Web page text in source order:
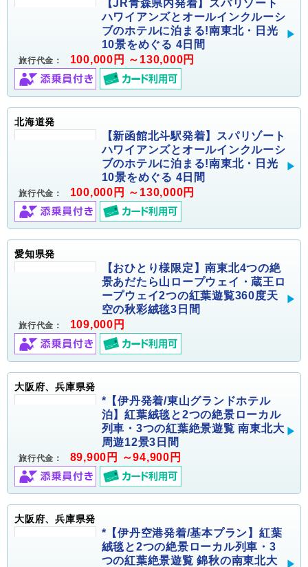
【JR青森県内発着】スパリゾート
ハワイアンズとオールインクルーシ
ブのホテルに泊まる!南東北・日光
10景をめぐる 4日間
旅行代金： 100,000円 ～130,000円
北海道発
【新函館北斗駅発着】スパリゾート
ハワイアンズとオールインクルーシ
ブのホテルに泊まる!南東北・日光
10景をめぐる 4日間
旅行代金： 100,000円 ～130,000円
愛知県発
【おひとり様限定】南東北4つの絶
景あだたら山ロープウェイ・蔵王ロ
ープウェイ2つの紅葉遊覧360度天
空の秋彩絨毯3日間
旅行代金： 109,000円
大阪府、兵庫県発
*【伊丹発着/東山グランドホテル
泊】紅葉絨毯と2つの絶景ローカル
列車・3つの紅葉絶景遊覧 南東北大
周遊12景3日間
旅行代金： 89,900円 ～94,900円
大阪府、兵庫県発
*【伊丹空港発着/基本プラン】紅葉
絨毯と2つの絶景ローカル列車・3
つの紅葉絶景遊覧 錦秋の南東北大